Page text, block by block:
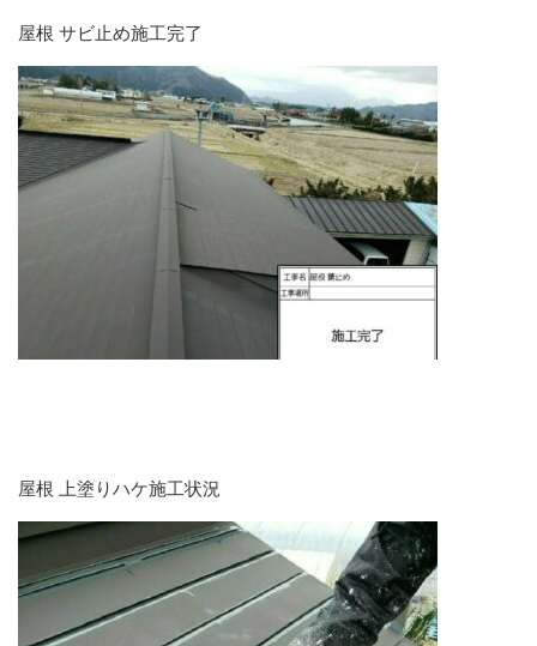
屋根 サビ止め施工完了
屋根 上塗りハケ施工状況